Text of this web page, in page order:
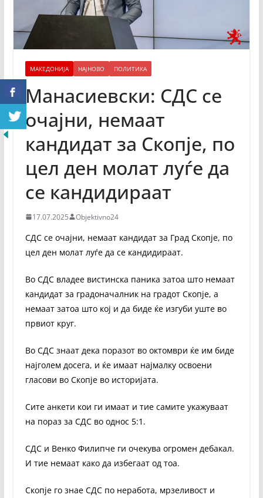
МАКЕДОНИЈА НАЈНОВО ПОЛИТИКА
Манасиевски: СДС се
очајни, немаат
кандидат за Скопје, по
цел ден молат луѓе да
се кандидираат
17.07.2025 Objektivno24
СДС се очајни, немаат кандидат за Град Скопје, по
цел ден молат луѓе да се кандидираат.
Во СДС владее вистинска паника затоа што немаат
кандидат за градоначалник на градот Скопје, а
немаат затоа што кој и да биде ќе изгуби уште во
првиот круг.
Во СДС знаат дека поразот во октомври ќе им биде
најголем досега, и ќе имаат најмалку освоени
гласови во Скопје во историјата.
Сите анкети кои ги имаат и тие самите укажуваат
на пораз за СДС во однос 5:1.
СДС и Венко Филипче ги очекува огромен дебакал.
И тие немаат како да избегаат од тоа.
Скопје го знае СДС по неработа, мрзеливост и